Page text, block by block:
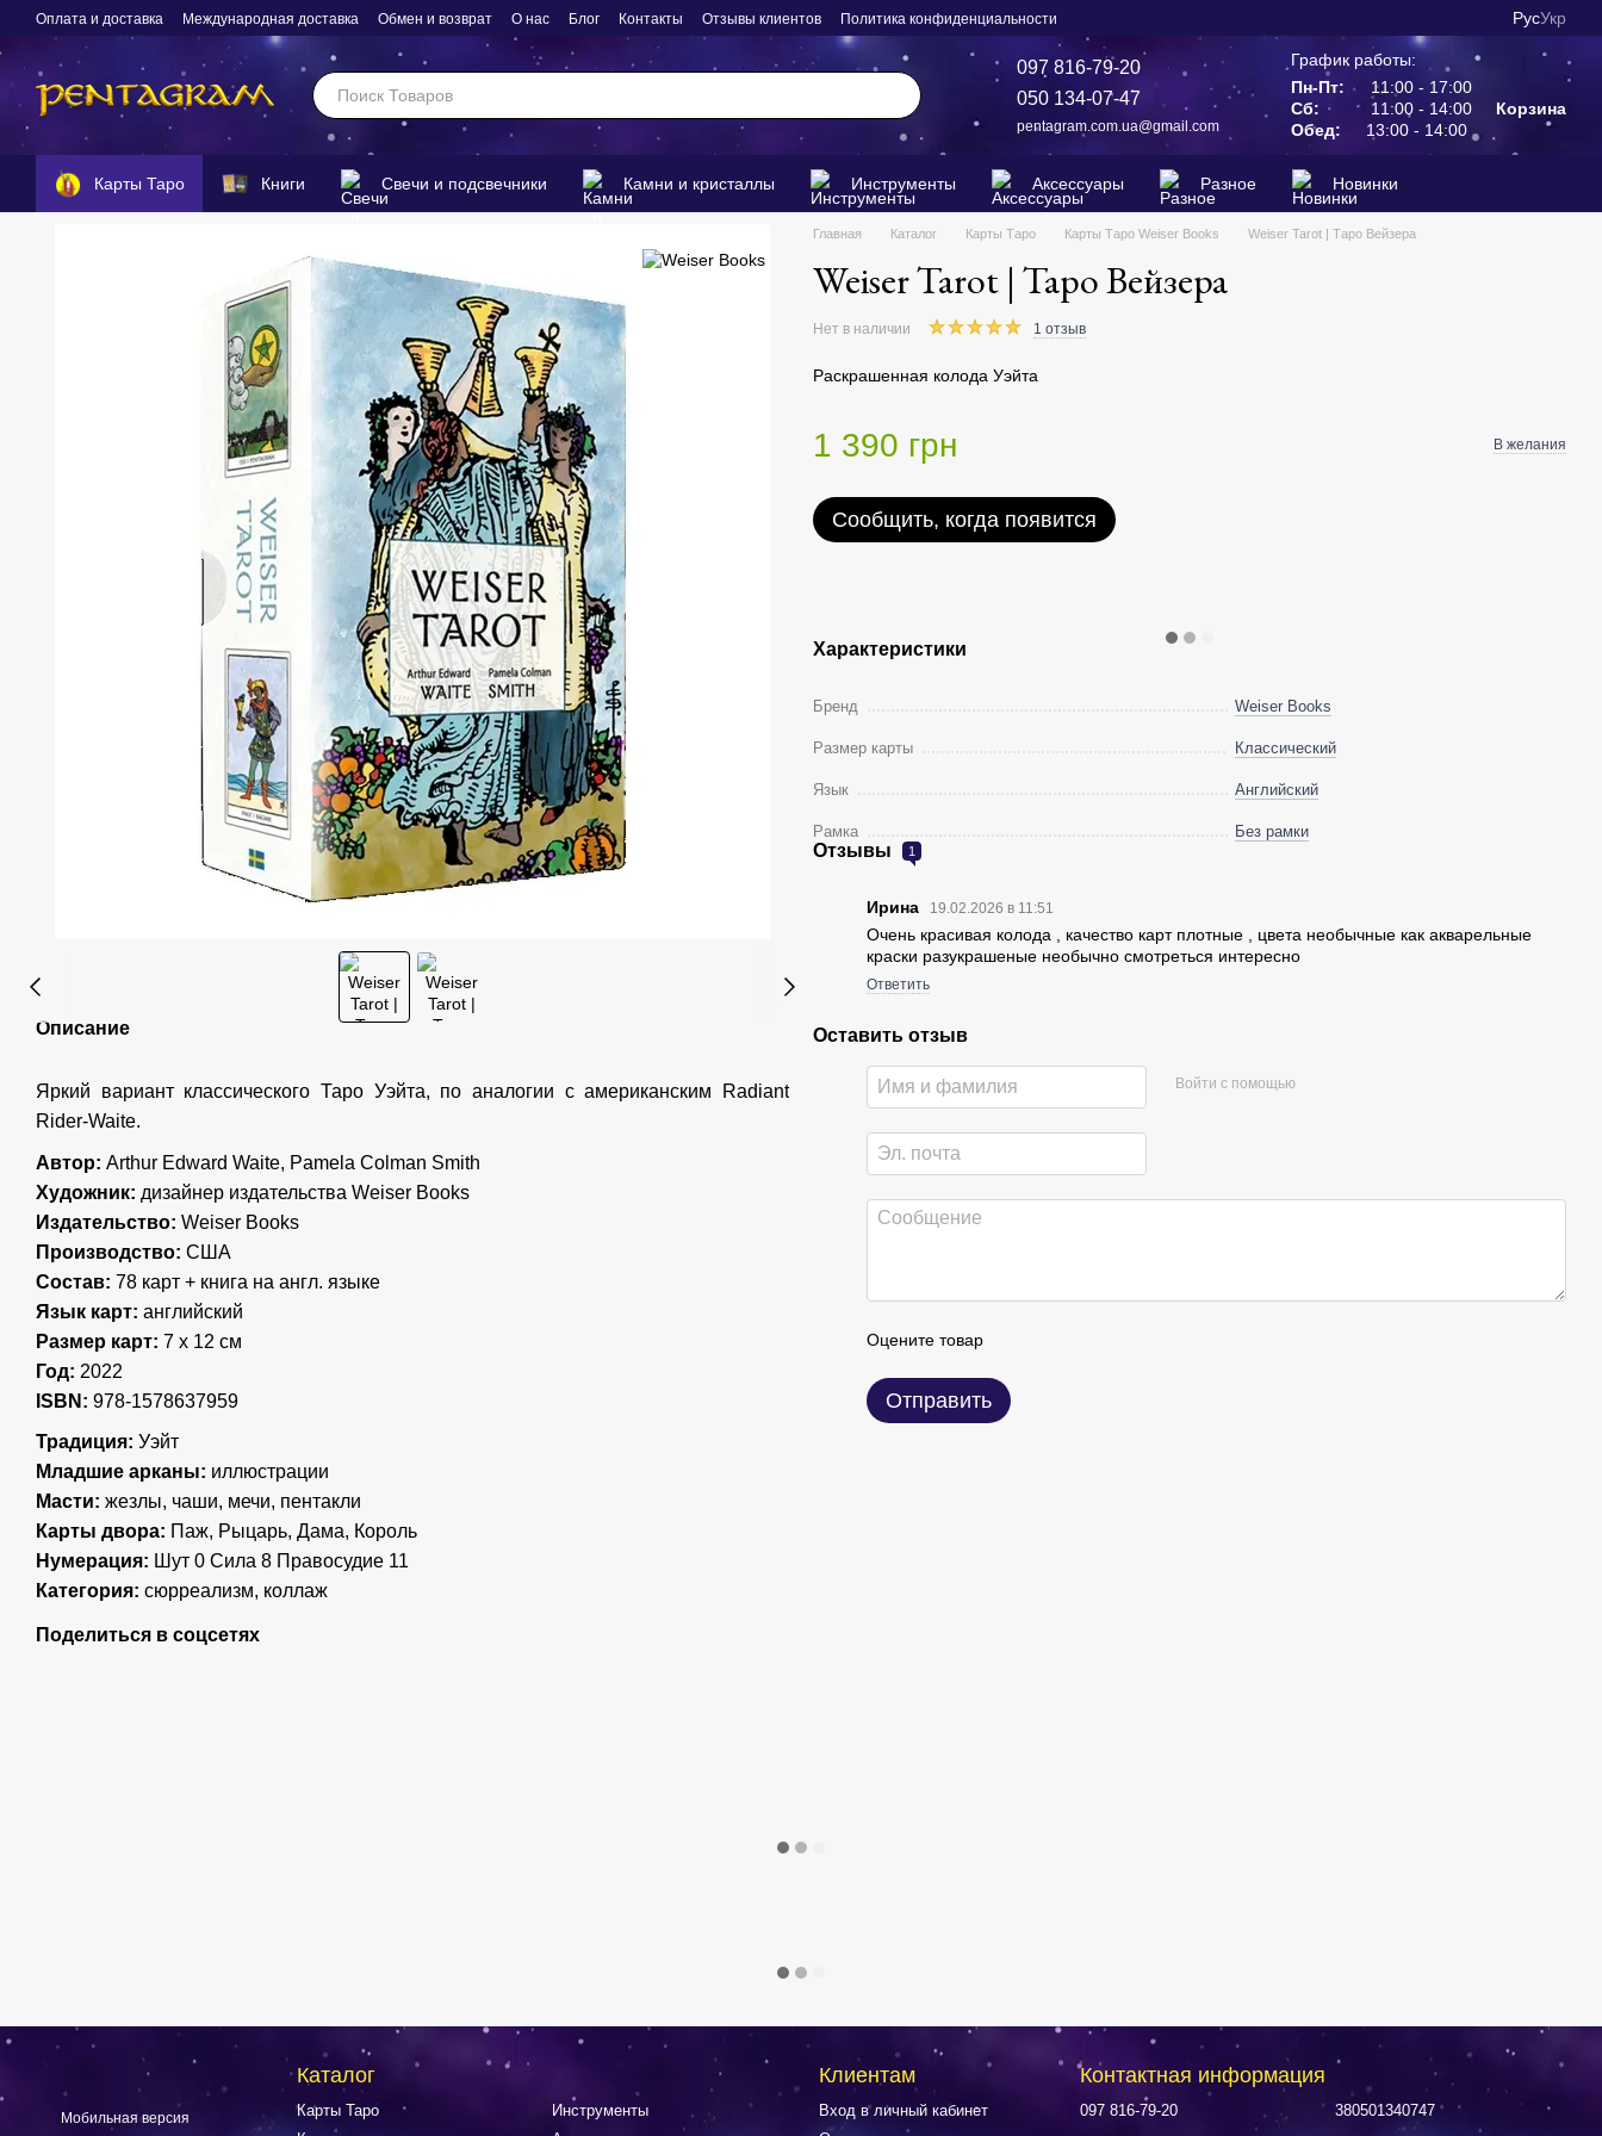
Перейти к основному контенту
Оплата и доставка Международная доставка Обмен и возврат О нас Блог Контакты Отзывы клиентов Политика конфиденциальности РусУкр
097 816-79-20
050 134-07-47
pentagram.com.ua@gmail.com
График работы:
Пн-Пт:
11:00 - 17:00
Сб:
11:00 - 14:00
Обед:
13:00 - 14:00
Корзина
Карты Таро Книги Свечи и подсвечники Камни и кристаллы Инструменты Аксессуары Разное Новинки
Описание
Яркий вариант классического Таро Уэйта, по аналогии с американским Radiant
Rider-Waite.
Автор: Arthur Edward Waite, Pamela Colman Smith
Художник: дизайнер издательства Weiser Books
Издательство: Weiser Books
Производство: США
Состав: 78 карт + книга на англ. языке
Язык карт: английский
Размер карт: 7 х 12 см
Год: 2022
ISBN: 978-1578637959
Традиция: Уэйт
Младшие арканы: иллюстрации
Масти: жезлы, чаши, мечи, пентакли
Карты двора: Паж, Рыцарь, Дама, Король
Нумерация: Шут 0 Сила 8 Правосудие 11
Категория: сюрреализм, коллаж
Поделиться в соцсетях
Главная Каталог Карты Таро Карты Таро Weiser Books Weiser Tarot | Таро Вейзера
Weiser Tarot | Таро Вейзера
Нет в наличии 1 отзыв
Раскрашенная колода Уэйта
1 390 грн В желания
Сообщить, когда появится
Характеристики
Бренд Weiser Books
Размер карты Классический
Язык Английский
Рамка Без рамки
Отзывы 1
Ирина 19.02.2026 в 11:51
Очень красивая колода , качество карт плотные , цвета необычные как акварельные
краски разукрашеные необычно смотреться интересно
Ответить
Оставить отзыв
Войти с помощью
Оцените товар
Отправить
Мобильная версия
Каталог
Карты Таро
Инструменты
Клиентам
Вход в личный кабинет
Контактная информация
097 816-79-20
380501340747